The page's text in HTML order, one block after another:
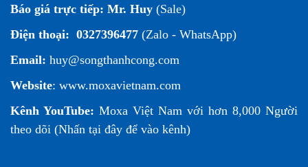
Báo giá trực tiếp: Mr. Huy (Sale)
Điện thoại: 0327396477 (Zalo - WhatsApp)
Email: huy@songthanhcong.com
Website: www.moxavietnam.com
Kênh YouTube: Moxa Việt Nam với hơn 8,000 Người
theo dõi (Nhấn tại đây để vào kênh)